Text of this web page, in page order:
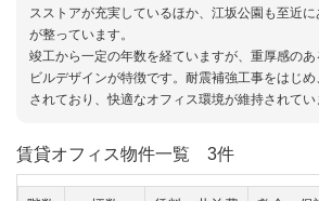
スストアが充実しているほか、江坂公園も至近
が整っています。
竣工から一定の年数を経ていますが、重厚感の
ビルデザインが特徴です。耐震補強工事をはじ
されており、快適なオフィス環境が維持されてい
賃貸オフィス物件一覧 3件